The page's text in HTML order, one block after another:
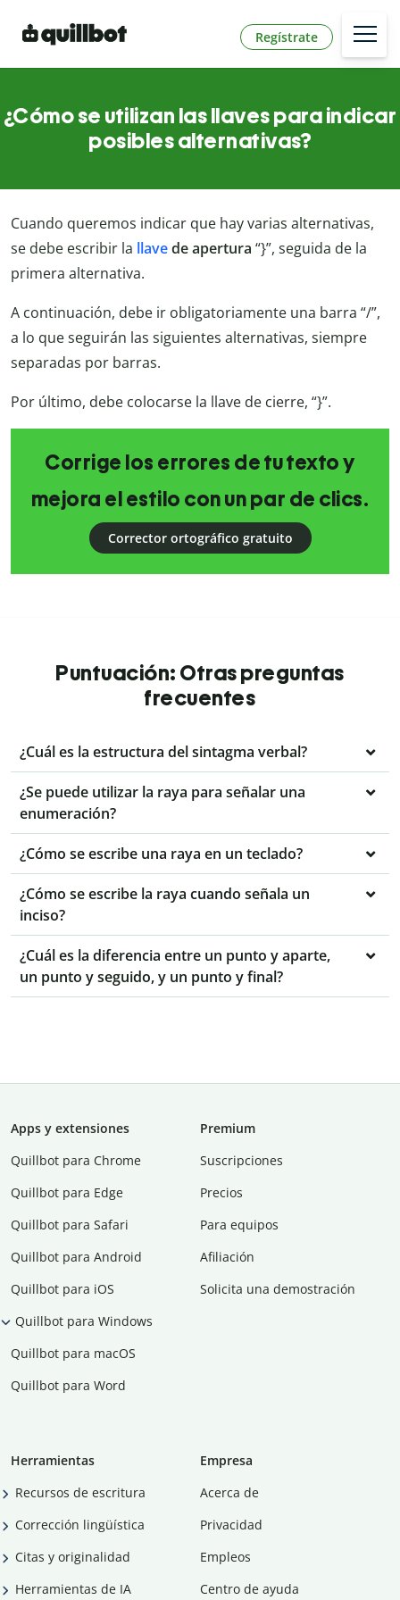
Regístrate
¿Cómo se utilizan las llaves para indicar
posibles alternativas?
Cuando queremos indicar que hay varias alternativas,
se debe escribir la llavede apertura “}”, seguida de la
primera alternativa.
A continuación, debe ir obligatoriamente una barra “/”,
a lo que seguirán las siguientes alternativas, siempre
separadas por barras.
Por último, debe colocarse la llave de cierre, “}”.
Corrige los errores de tu texto y
mejora el estilo con un par de clics.
Corrector ortográfico gratuito
Puntuación: Otras preguntas
frecuentes
¿Cuál es la estructura del sintagma verbal?
¿Se puede utilizar la raya para señalar una
enumeración?
¿Cómo se escribe una raya en un teclado?
¿Cómo se escribe la raya cuando señala un
inciso?
¿Cuál es la diferencia entre un punto y aparte,
un punto y seguido, y un punto y final?
Apps y extensiones
Quillbot para Chrome
Quillbot para Edge
Quillbot para Safari
Quillbot para Android
Quillbot para iOS
Quillbot para Windows
Quillbot para macOS
Quillbot para Word
Premium
Suscripciones
Precios
Para equipos
Afiliación
Solicita una demostración
Herramientas
Recursos de escritura
Corrección lingüística
Citas y originalidad
Herramientas de IA
Empresa
Acerca de
Privacidad
Empleos
Centro de ayuda